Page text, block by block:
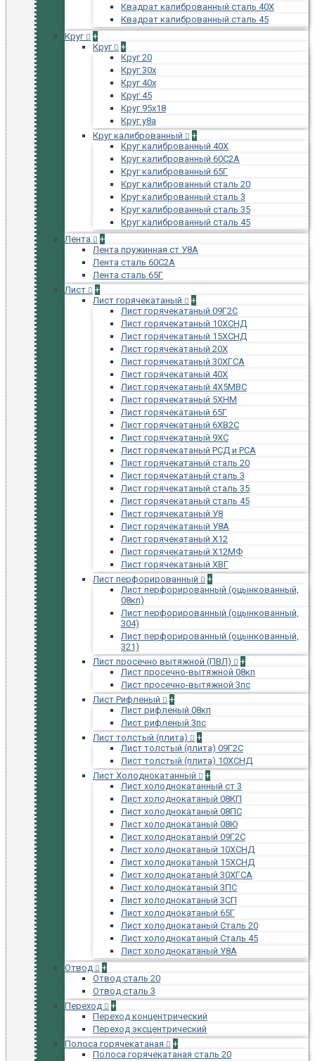
Квадрат калиброванный сталь 40Х
Квадрат калиброванный сталь 45
Круг
+
Круг
+
Круг 20
Круг 30х
Круг 40х
Круг 45
Круг 95х18
Круг у8а
Круг калиброванный
+
Круг калиброванный 40Х
Круг калиброванный 60С2А
Круг калиброванный 65Г
Круг калиброванный сталь 20
Круг калиброванный сталь 3
Круг калиброванный сталь 35
Круг калиброванный сталь 45
Лента
+
Лента пружинная ст У8А
Лента сталь 60С2А
Лента сталь 65Г
Лист
+
Лист горячекатаный
+
Лист горячекатаный 09Г2С
Лист горячекатаный 10ХСНД
Лист горячекатаный 15ХСНД
Лист горячекатаный 20Х
Лист горячекатаный 30ХГСА
Лист горячекатаный 40Х
Лист горячекатаный 4Х5МВС
Лист горячекатаный 5ХНМ
Лист горячекатаный 65Г
Лист горячекатаный 6ХВ2С
Лист горячекатаный 9ХС
Лист горячекатаный РСД и РСА
Лист горячекатаный сталь 20
Лист горячекатаный сталь 3
Лист горячекатаный сталь 35
Лист горячекатаный сталь 45
Лист горячекатаный У8
Лист горячекатаный У8А
Лист горячекатаный Х12
Лист горячекатаный Х12МФ
Лист горячекатаный ХВГ
Лист перфорированный
+
Лист перфорированный (оцынкованный,
08кп)
Лист перфорированный (оцынкованный,
304)
Лист перфорированный (оцынкованный,
321)
Лист просечно вытяжной (ПВЛ)
+
Лист просечно-вытяжной 08кп
Лист просечно-вытяжной 3пс
Лист Рифленый
+
Лист рифленый 08кп
Лист рифленый 3пс
Лист толстый (плита)
+
Лист толстый (плита) 09Г2С
Лист толстый (плита) 10ХСНД
Лист Холоднокатанный
+
Лист холоднокатанный ст 3
Лист холоднокатаный 08КП
Лист холоднокатаный 08ПС
Лист холоднокатаный 08Ю
Лист холоднокатаный 09Г2С
Лист холоднокатаный 10ХСНД
Лист холоднокатаный 15ХСНД
Лист холоднокатаный 30ХГСА
Лист холоднокатаный 3ПС
Лист холоднокатаный 3СП
Лист холоднокатаный 65Г
Лист холоднокатаный Сталь 20
Лист холоднокатаный Сталь 45
Лист холоднокатаный У8А
Отвод
+
Отвод сталь 20
Отвод сталь 3
Переход
+
Переход концентрический
Переход эксцентрический
Полоса горячекатаная
+
Полоса горячекатаная сталь 20